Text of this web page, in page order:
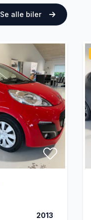
Se alle biler
2013